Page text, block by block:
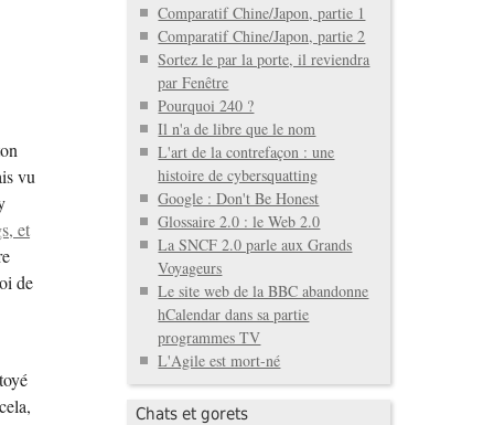
vu
et
de
Comparatif Chine/Japon, partie 1
Comparatif Chine/Japon, partie 2
Sortez le par la porte, il reviendra
par Fenêtre
Pourquoi 240 ?
Il n'a de libre que le nom
L'art de la contrefaçon : une
histoire de cybersquatting
Google : Don't Be Honest
Glossaire 2.0 : le Web 2.0
La SNCF 2.0 parle aux Grands
Voyageurs
Le site web de la BBC abandonne
hCalendar dans sa partie
programmes TV
L'Agile est mort-né
Chats et gorets